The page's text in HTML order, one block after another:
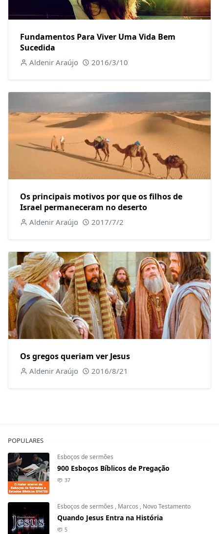
Fundamentos Para Viver Uma Vida Bem
Sucedida
Aldenir Araújo 2016/3/10
Os principais motivos por que os filhos de
Israel permaneceram no deserto
Aldenir Araújo 2017/7/2
Os gregos queriam ver Jesus
Aldenir Araújo 2016/8/21
POPULARES
Esboços de sermões
900 Esboços Bíblicos de Pregação
37
Esboços de sermões , Marcos , Novo Testamento
Quando Jesus Entra na História
5